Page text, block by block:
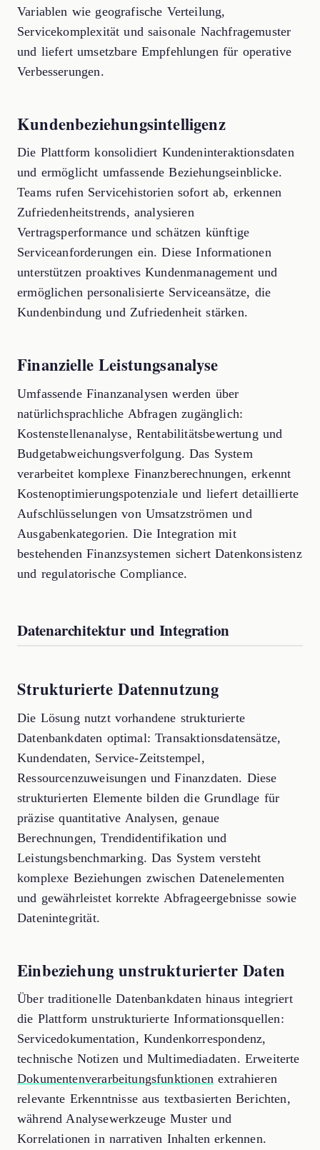
Variablen wie geografische Verteilung,
Servicekomplexität und saisonale Nachfragemuster
und liefert umsetzbare Empfehlungen für operative
Verbesserungen.
Kundenbeziehungsintelligenz
Die Plattform konsolidiert Kundeninteraktionsdaten
und ermöglicht umfassende Beziehungseinblicke.
Teams rufen Servicehistorien sofort ab, erkennen
Zufriedenheitstrends, analysieren
Vertragsperformance und schätzen künftige
Serviceanforderungen ein. Diese Informationen
unterstützen proaktives Kundenmanagement und
ermöglichen personalisierte Serviceansätze, die
Kundenbindung und Zufriedenheit stärken.
Finanzielle Leistungsanalyse
Umfassende Finanzanalysen werden über
natürlichsprachliche Abfragen zugänglich:
Kostenstellenanalyse, Rentabilitätsbewertung und
Budgetabweichungsverfolgung. Das System
verarbeitet komplexe Finanzberechnungen, erkennt
Kostenoptimierungspotenziale und liefert detaillierte
Aufschlüsselungen von Umsatzströmen und
Ausgabenkategorien. Die Integration mit
bestehenden Finanzsystemen sichert Datenkonsistenz
und regulatorische Compliance.
Datenarchitektur und Integration
Strukturierte Datennutzung
Die Lösung nutzt vorhandene strukturierte
Datenbankdaten optimal: Transaktionsdatensätze,
Kundendaten, Service-Zeitstempel,
Ressourcenzuweisungen und Finanzdaten. Diese
strukturierten Elemente bilden die Grundlage für
präzise quantitative Analysen, genaue
Berechnungen, Trendidentifikation und
Leistungsbenchmarking. Das System versteht
komplexe Beziehungen zwischen Datenelementen
und gewährleistet korrekte Abfrageergebnisse sowie
Datenintegrität.
Einbeziehung unstrukturierter Daten
Über traditionelle Datenbankdaten hinaus integriert
die Plattform unstrukturierte Informationsquellen:
Servicedokumentation, Kundenkorrespondenz,
technische Notizen und Multimediadaten. Erweiterte
Dokumentenverarbeitungsfunktionen extrahieren
relevante Erkenntnisse aus textbasierten Berichten,
während Analysewerkzeuge Muster und
Korrelationen in narrativen Inhalten erkennen.